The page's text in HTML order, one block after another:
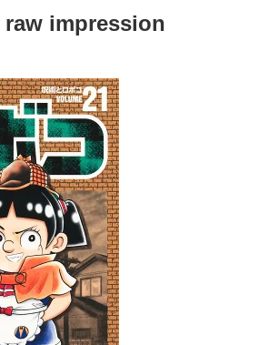
raw impression